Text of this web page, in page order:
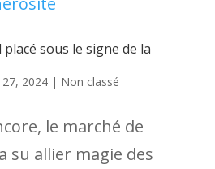
sous le signe de la
2024| Non classé
le marché de
su allier magie des